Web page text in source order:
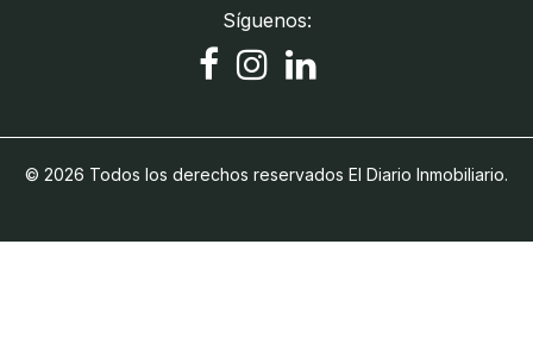
Síguenos:
© 2026 Todos los derechos reservados El Diario Inmobiliario.